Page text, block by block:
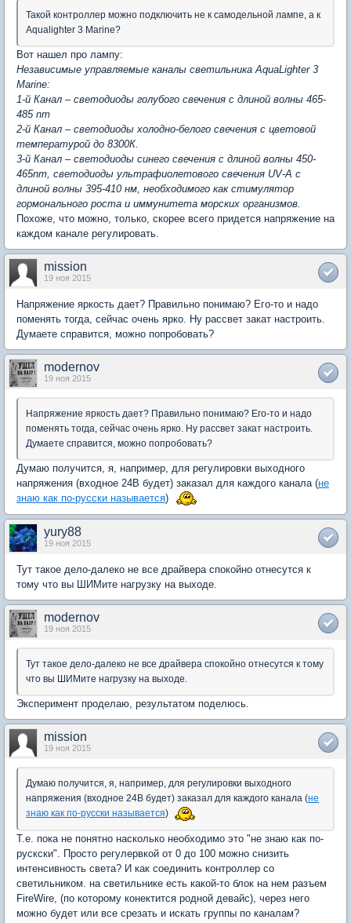
Такой контроллер можно подключить не к самодельной лампе, а к
Aqualighter 3 Marine?
Вот нашел про лампу:
Независимые управляемые каналы светильника AquaLighter 3
Marine:
1-й Канал – светодиоды голубого свечения с длиной волны 465-
485 nm
2-й Канал – светодиоды холодно-белого свечения с цветовой
температурой до 8300К.
3-й Канал – светодиоды синего свечения с длиной волны 450-
465nm, светодиоды ультрафиолетового свечения UV-А с
длиной волны 395-410 нм, необходимого как стимулятор
гормонального роста и иммунитета морских организмов.
Похоже, что можно, только, скорее всего придется напряжение на
каждом канале регулировать.
mission
19 ноя 2015
Напряжение яркость дает? Правильно понимаю? Его-то и надо
поменять тогда, сейчас очень ярко. Ну рассвет закат настроить.
Думаете справится, можно попробовать?
modernov
19 ноя 2015
Напряжение яркость дает? Правильно понимаю? Его-то и надо
поменять тогда, сейчас очень ярко. Ну рассвет закат настроить.
Думаете справится, можно попробовать?
Думаю получится, я, например, для регулировки выходного
напряжения (входное 24В будет) заказал для каждого канала (не
знаю как по-русски называется)
yury88
19 ноя 2015
Тут такое дело-далеко не все драйвера спокойно отнесутся к
тому что вы ШИМите нагрузку на выходе.
modernov
19 ноя 2015
Тут такое дело-далеко не все драйвера спокойно отнесутся к тому
что вы ШИМите нагрузку на выходе.
Эксперимент проделаю, результатом поделюсь.
mission
19 ноя 2015
Думаю получится, я, например, для регулировки выходного
напряжения (входное 24В будет) заказал для каждого канала (не
знаю как по-русски называется)
Т.е. пока не понятно насколько необходимо это "не знаю как по-
рускски". Просто регулервкой от 0 до 100 можно снизить
интенсивность света? И как соединить контроллер со
светильником. на светильнике есть какой-то блок на нем разъем
FireWire, (по которому конектится родной девайс), через него
можно будет или все срезать и искать группы по каналам?